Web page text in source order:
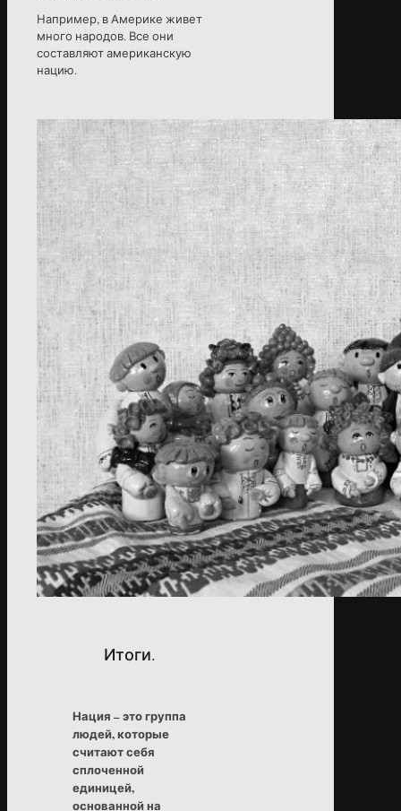
Например, в Америке живет
много народов. Все они
составляют американскую
нацию.
Итоги.
Нация – это группа
людей, которые
считают себя
сплоченной
единицей,
основанной на